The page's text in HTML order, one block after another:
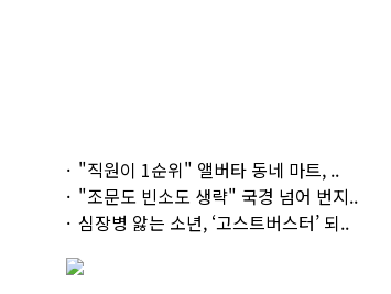
"직원이 1순위" 앨버타 동네 마트, ..
"조문도 빈소도 생략" 국경 넘어 번지..
심장병 앓는 소년, ‘고스트버스터’ 되..